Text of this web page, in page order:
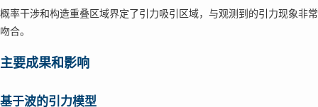
概率干涉和构造重叠区域界定了引力吸引区域，与观测到的引力现象非常
吻合。
主要成果和影响
基于波的引力模型